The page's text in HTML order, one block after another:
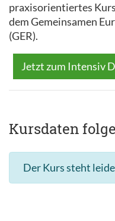
praxisorientiertes
dem Gemeinsamen
(GER).
Jetzt zum Intensiv
Kursdaten
Der Kurs steht